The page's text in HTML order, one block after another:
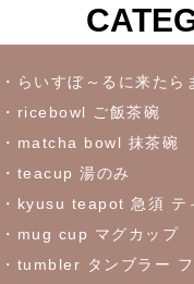
2023/6/16
≪おすすめ≫冷たいドリ
2023/6/7
これからの季節にぴった
した♪お早めにどうぞ！
2023/5/30
・らいすぼ～るに来たら
・ricebowl ご飯茶碗
・matcha bowl 抹茶碗
・teacup 湯のみ
・kyusu teapot 急須 テ
・mug cup マグカップ
・tumbler タンブラー